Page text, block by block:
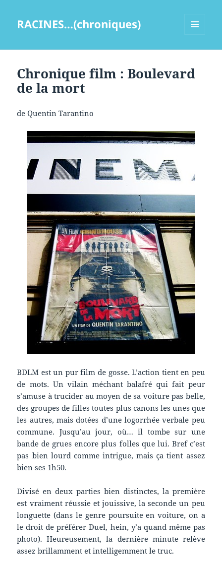
RACINES…(chroniques)
Chronique film : Boulevard
de la mort
de Quentin Tarantino
BDLM est un pur film de gosse. L’action tient en peu
de mots. Un vilain méchant balafré qui fait peur
s’amuse à trucider au moyen de sa voiture pas belle,
des groupes de filles toutes plus canons les unes que
les autres, mais dotées d’une logorrhée verbale peu
commune. Jusqu’au jour, où… il tombe sur une
bande de grues encore plus folles que lui. Bref c’est
pas bien lourd comme intrigue, mais ça tient assez
bien ses 1h50.
Divisé en deux parties bien distinctes, la première
est vraiment réussie et jouissive, la seconde un peu
longuette (dans le genre poursuite en voiture, on a
le droit de préférer Duel, hein, y’a quand même pas
photo). Heureusement, la dernière minute relève
assez brillamment et intelligemment le truc.